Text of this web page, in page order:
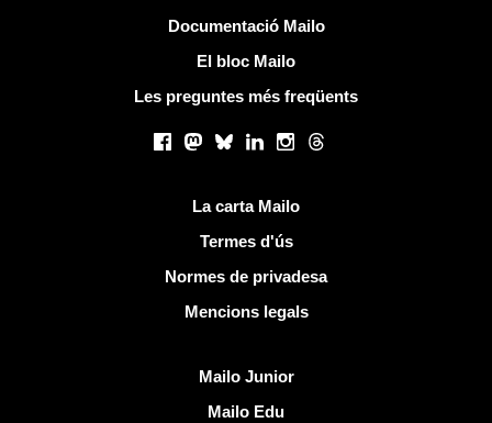
Documentació Mailo
El bloc Mailo
Les preguntes més freqüents
Facebook
Mastodon
BlueskyLinkedInInstagram
Threads
La carta Mailo
Termes d'ús
Normes de privadesa
Mencions legals
Mailo Junior
Mailo Edu